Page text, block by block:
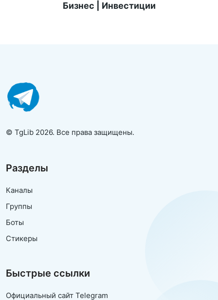
Бизнес | Инвестиции
© TgLib 2026. Все права защищены.
Разделы
Каналы
Группы
Боты
Стикеры
Быстрые ссылки
Официальный сайт Telegram